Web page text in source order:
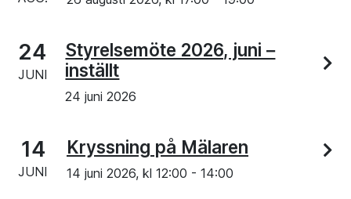
24
JUNI
Styrelsemöte 2026, juni –
inställt
24 juni 2026
14
JUNI
Kryssning på Mälaren
14 juni 2026, kl 12:00 - 14:00